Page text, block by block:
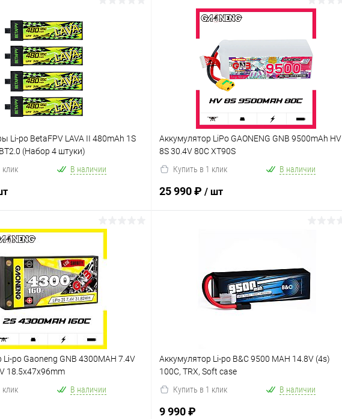
Li-po BetaFPV LAVA II 480mAh 1S
(Набор 4 штуки)
клик
В наличии
В корзину
Сравнение
Аккумулятор LiPo GAONENG GNB 9500mAh HV
8S 30.4V 80C XT90S
Купить в 1 клик
В наличии
25 990 ₽ / шт
В избранное Сравнение
Li-po Gaoneng GNB 4300MAH 7.4V
18.5x47x96mm
клик
В наличии
Аккумулятор Li-po B&C 9500 MAH 14.8V (4s)
100C, TRX, Soft case
Купить в 1 клик
В наличии
9 990 ₽